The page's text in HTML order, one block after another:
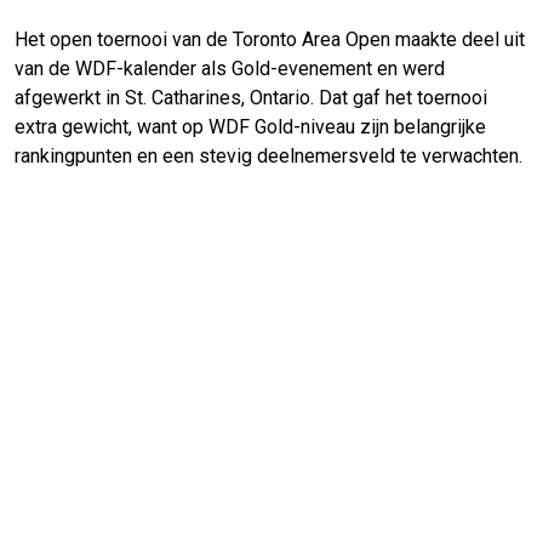
Het open toernooi van de Toronto Area Open maakte deel uit
van de WDF-kalender als Gold-evenement en werd
afgewerkt in St. Catharines, Ontario. Dat gaf het toernooi
extra gewicht, want op WDF Gold-niveau zijn belangrijke
rankingpunten en een stevig deelnemersveld te verwachten.